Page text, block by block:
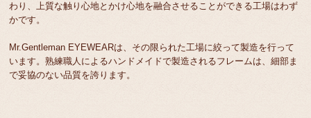
わり、上質な触り心地とかけ心地を融合させることができる工場はわず
かです。
Mr.Gentleman EYEWEARは、その限られた工場に絞って製造を行って
います。熟練職人によるハンドメイドで製造されるフレームは、細部ま
で妥協のない品質を誇ります。